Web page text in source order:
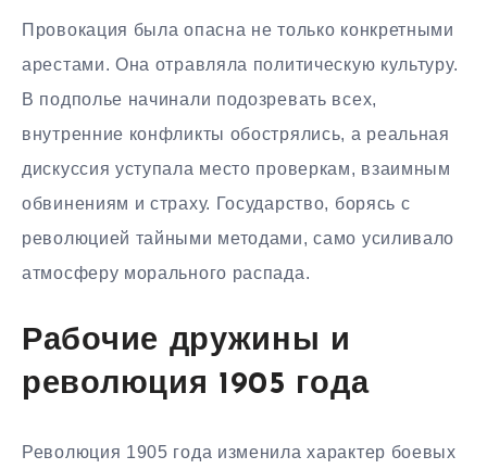
Провокация была опасна не только конкретными
арестами. Она отравляла политическую культуру.
В подполье начинали подозревать всех,
внутренние конфликты обострялись, а реальная
дискуссия уступала место проверкам, взаимным
обвинениям и страху. Государство, борясь с
революцией тайными методами, само усиливало
атмосферу морального распада.
Рабочие дружины и
революция 1905 года
Революция 1905 года изменила характер боевых